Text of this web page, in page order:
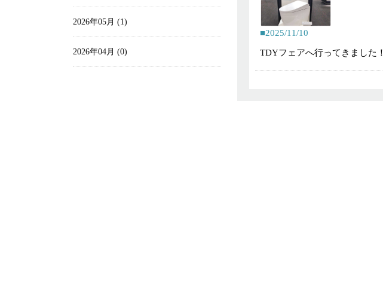
2025/11/10
TDYフェアへ行ってきました！
2026年05月 (1)
2026年04月 (0)